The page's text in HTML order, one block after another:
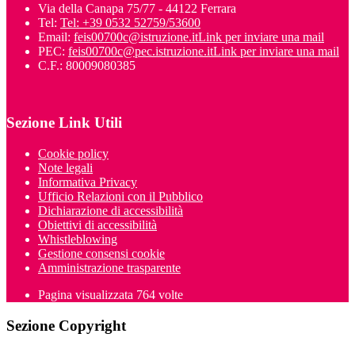
Via della Canapa 75/77 - 44122 Ferrara
Tel: Tel: +39 0532 52759/53600
Email: feis00700c@istruzione.itLink per inviare una mail
PEC: feis00700c@pec.istruzione.itLink per inviare una mail
C.F.: 80009080385
Sezione Link Utili
Cookie policy
Note legali
Informativa Privacy
Ufficio Relazioni con il Pubblico
Dichiarazione di accessibilità
Obiettivi di accessibilità
Whistleblowing
Gestione consensi cookie
Amministrazione trasparente
Pagina visualizzata 764 volte
Sezione Copyright